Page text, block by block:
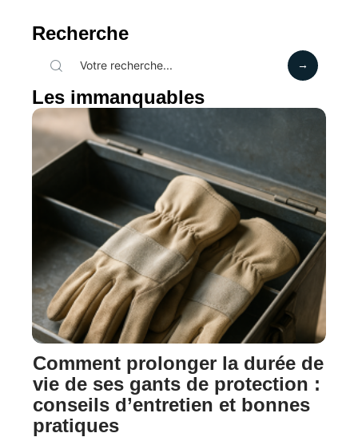
Recherche
Les immanquables
Comment prolonger la durée de
vie de ses gants de protection :
conseils d’entretien et bonnes
pratiques